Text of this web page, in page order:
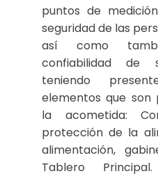
puntos de
seguridad de las
así como
confiabilidad de
teniendo
elementos que
la acometida:
protección de la
alimentación,
Tablero